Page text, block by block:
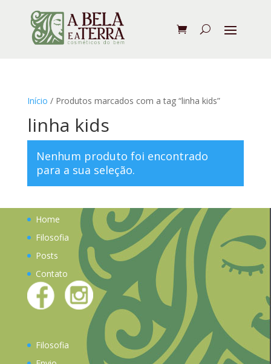
Início / Produtos marcados com a tag “linha kids”
linha kids
Nenhum produto foi encontrado
para a sua seleção.
Home
Filosofia
Posts
Contato
Filosofia